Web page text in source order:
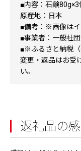
■内容：石鹸80g×3
原産地：日本
■備考：※画像はイ
■事業者：一般社
■※ふるさと納税
変更・返品はお受
い。
返礼品の